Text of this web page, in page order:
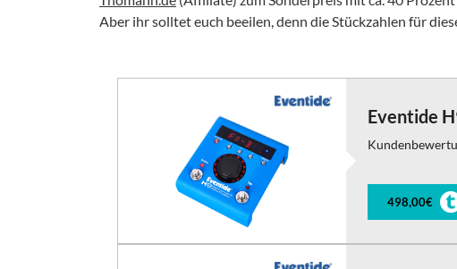
Aber ihr solltet euch beeilen, denn die Stückzahlen für
Eventide
498,00€